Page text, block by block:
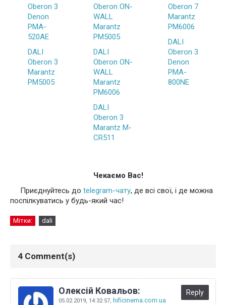
Oberon 3
Denon
PMA-
520AE
DALI
Oberon 3
Marantz
PM5005
Oberon ON-
WALL
Marantz
PM5005
DALI
Oberon ON-
WALL
Marantz
PM6006
DALI
Oberon 3
Marantz M-
CR511
Oberon 7
Marantz
PM6006
DALI
Oberon 3
Denon
PMA-
800NE
Чекаємо Вас!
Приєднуйтесь до telegram-чату, де всі свої, і де можна
поспілкуватись у будь-який час!
Мітки: dali
4 Comment(s)
Олексій Ковальов:
05.02.2019, 14:32:57, hificinema.com.ua
Reply